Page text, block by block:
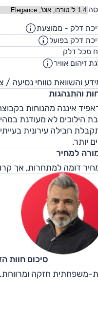
דלק - ממוצעת
דלק בפועל
מכל דלק
זיהום אוויר
והשוואת טווחי נסיעה /
והתנהגות
איננה מהנוחות
הילוכים לא מעודנת
חבילה עירונית
יותר.
למחיר
דומה למתחרות, אך
סיכום חוות
משפחתית חזקה ומרווחת.